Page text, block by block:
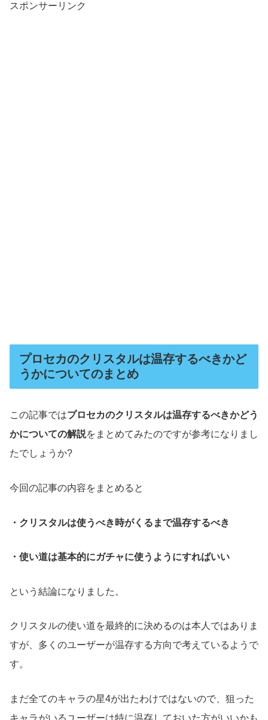
スポンサーリンク
プロセカのクリスタルは温存するべきかど
うかについてのまとめ
この記事ではプロセカのクリスタルは温存するべきかどう
かについての解説をまとめてみたのですが参考になりまし
たでしょうか?
今回の記事の内容をまとめると
・クリスタルは使うべき時がくるまで温存するべき
・使い道は基本的にガチャに使うようにすればいい
という結論になりました。
クリスタルの使い道を最終的に決めるのは本人ではありま
すが、多くのユーザーが温存する方向で考えているようで
す。
まだ全てのキャラの星4が出たわけではないので、狙った
キャラがいるユーザーは特に温存しておいた方がいいかも